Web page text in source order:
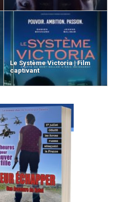
Le Système Victoria | Film
captivant